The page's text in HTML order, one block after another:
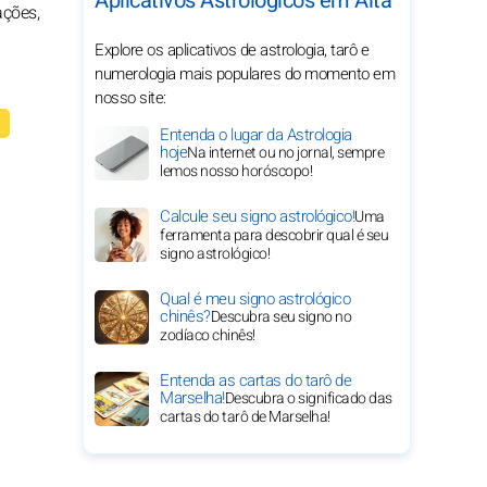
Explore os aplicativos de astrologia, tarô e
numerologia mais populares do momento em
nosso site:
Entenda o lugar da Astrologia
hojeNa internet ou no jornal, sempre
lemos nosso horóscopo!
Calcule seu signo astrológico!Uma
ferramenta para descobrir qual é seu
signo astrológico!
Qual é meu signo astrológico
chinês?Descubra seu signo no
zodíaco chinês!
Entenda as cartas do tarô de
Marselha!Descubra o significado das
cartas do tarô de Marselha!